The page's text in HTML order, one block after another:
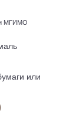
МГИМО
или